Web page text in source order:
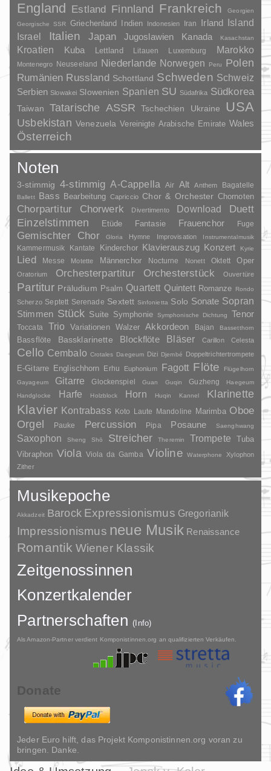
England Estland Finnland Frankreich
Georgien
Georgische SSR
Griechenland Indien Indonesien Iran Irland
Island
Israel
Italien Japan Jugoslawien Kanada Kasachstan
Kroatien Kuba Lettland Litauen Luxemburg Marokko
Montenegro Neuseeland Niederlande Norwegen Peru
Polen
Rumänien Russland Schottland Schweden Schweiz
Serbien Slowakei Slowenien Spanien SU Südafrika Südkorea
Taiwan Tatarische ASSR Tschechien Ukraine USA
Usbekistan Venezuela Vereinigte Arabische Emirate Wales
Österreich
Noten
3-stimmig 4-stimmig A-Cappella Air Alt Anthem Bagatelle
Ballett Bass Bearbeitung Capriccio Chor & Orchester Chornoten
Chorpartitur Chorwerk Divertimento Download
Duett
Einzelstimmen
Etüde Fantasie Frauenchor Fuge
Gemischter Chor Gloria Hymne Improvisation Instrumentalmusik
Kammermusik Kantate Kinderchor Klavierauszug Konzert Kyrie
Lied Messe Motette Männerchor Nocturne Nonett Oktett Oper
Oratorium Orchesterpartitur Orchesterstück Ouvertüre
Partitur Präludium Psalm Quartett Quintett Romanze Rondo
Scherzo Septett Serenade Sextett Sinfonietta Solo Sonate Sopran
Stimmen Stück Suite Symphonie Symphonische Dichtung Tenor
Toccata Trio Variationen Walzer Akkordeon Bajan Bassetthorn
Bassflöte Bassklarinette Blockflöte Bläser Carillon Celesta
Cello Cembalo Crotales Daegeum Dizi Djembé Doppeltrichtertrompete
E-Gitarre Englischhorn Erhu Euphonium Fagott Flöte
Flügelhorn
Gayageum
Gitarre Glockenspiel Guan Guqin Guzheng
Haegeum
Handglocke
Harfe Holzblock Horn Huqin Kannel Klarinette
Klavier Kontrabass Koto Laute Mandoline Marimba Oboe
Orgel Pauke Percussion Pipa Posaune Saenghwang
Saxophon Sheng Shō Streicher Theremin Trompete
Tuba
Vibraphon Viola Viola da Gamba Violine Waterphone
Xylophon
Zither
Musikepoche
Akkadzeit Barock Expressionismus Gregorianik
Impressionismus neue Musik Renaissance
Romantik Wiener Klassik
Zeitgenossinnen
Konzertkalender
Partnerschaften(Info)
Als Amazon-Partner verdient Komponistinnen.org an qualifizierten Verkäufen.
Donate
Jeder Euro hilft, das Projekt Komponistinnen.org voran zu
bringen. Danke.